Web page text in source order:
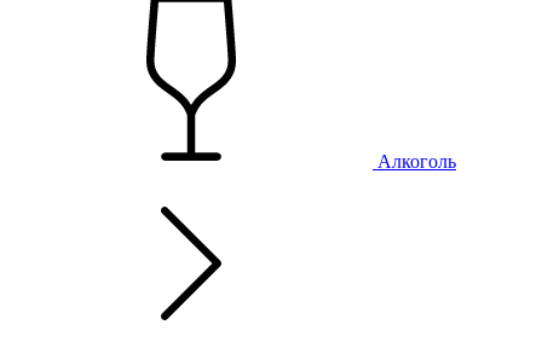
Алкоголь